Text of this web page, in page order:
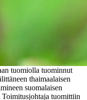
tuomiolla tuominnut
thaimaalaisen
suomalaisen
tuomittiin